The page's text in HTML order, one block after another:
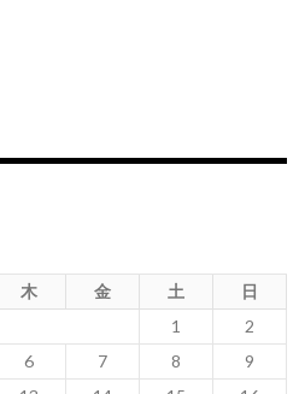
木 金 土
日
1
2
6 7 8
9